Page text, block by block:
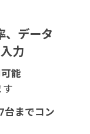
、データ
力
能
す
台までコン